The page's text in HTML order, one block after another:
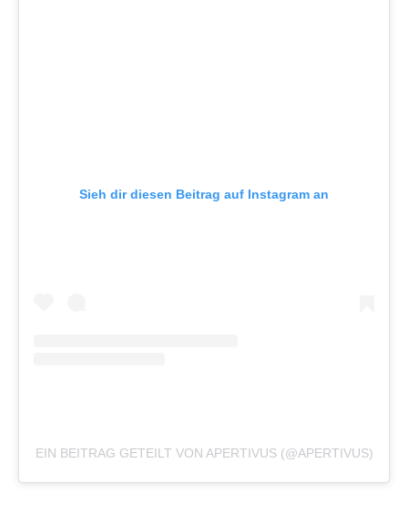
Sieh dir diesen Beitrag auf Instagram an
EIN BEITRAG GETEILT VON APERTIVUS (@APERTIVUS)